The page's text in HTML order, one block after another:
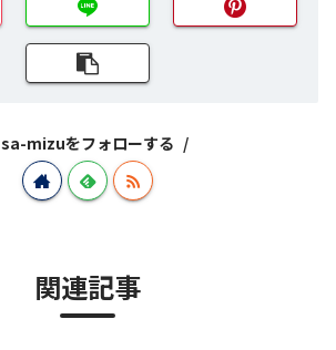
sa-mizuをフォローする
関連記事